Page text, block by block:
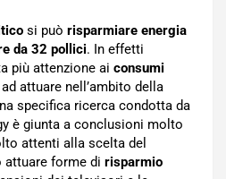
si può risparmiare energia
da 32 pollici. In effetti
più attenzione ai consumi
attuare nell’ambito della
specifica ricerca condotta da
è giunta a conclusioni molto
attenti alla scelta del
forme di risparmio